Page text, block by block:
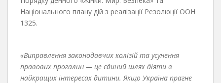
Національного плану дій з реалізації Резолюції ООН
1325.
«Виправлення законодавчих колізій та усунення
правових прогалин — це єдиний шлях діяти в
найкращих інтересах дитини. Якщо Україна прагне